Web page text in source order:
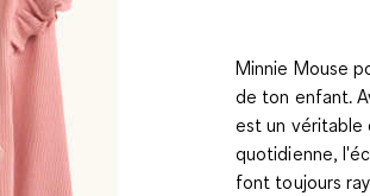
Minnie Mouse
de ton enfant.
est un véritable
quotidienne,
font toujours